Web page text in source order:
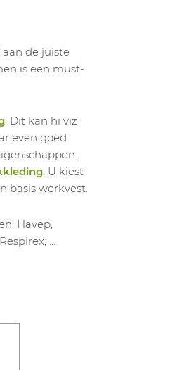
de juiste
is een must-
. Dit kan hi viz
even goed
. U kiest
basis werkvest.
Havep,
…